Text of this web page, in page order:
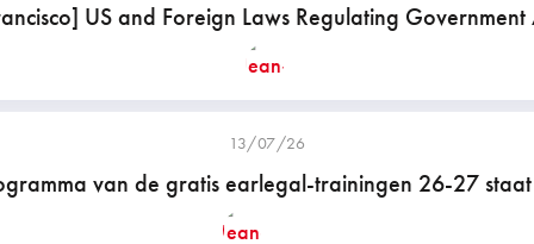
US and Foreign Laws Regulating Government
13/07/26
van de gratis earlegal-trainingen 26-27